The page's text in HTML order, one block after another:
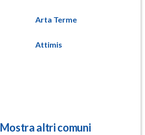
Arta Terme
Attimis
Mostra altri comuni